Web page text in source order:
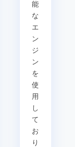
能
な
エ
ン
ジ
ン
を
使
用
し
て
お
り